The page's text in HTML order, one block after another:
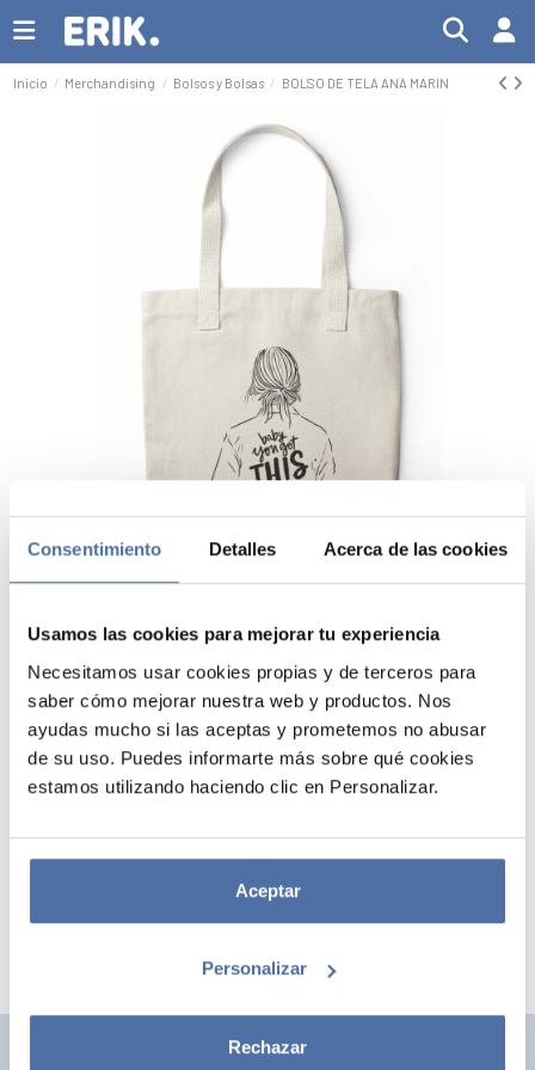
Consentimiento Detalles Acerca de las cookies
Usamos las cookies para mejorar tu experiencia
Necesitamos usar cookies propias y de terceros para
saber cómo mejorar nuestra web y productos. Nos
ayudas mucho si las aceptas y prometemos no abusar
de su uso. Puedes informarte más sobre qué cookies
estamos utilizando haciendo clic en Personalizar.
Aceptar
Personalizar
Rechazar
Inicio Merchandising Bolsos y Bolsas BOLSO DE TELA ANA MARIN
BOLSO DE TELA ANA MARIN
El bolso de tela tiene unas medidas de 37x39x10 cm con dos asas para
llevarla al hombro. Fabricado 100% de algodón.